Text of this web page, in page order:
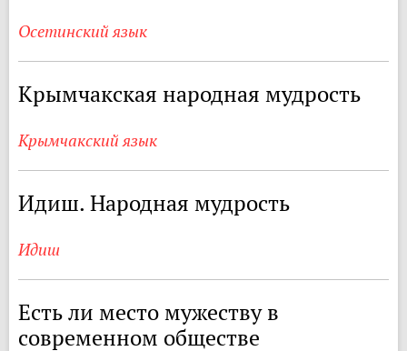
Осетинский язык
Крымчакская народная мудрость
Крымчакский язык
Идиш. Народная мудрость
Идиш
Есть ли место мужеству в
современном обществе